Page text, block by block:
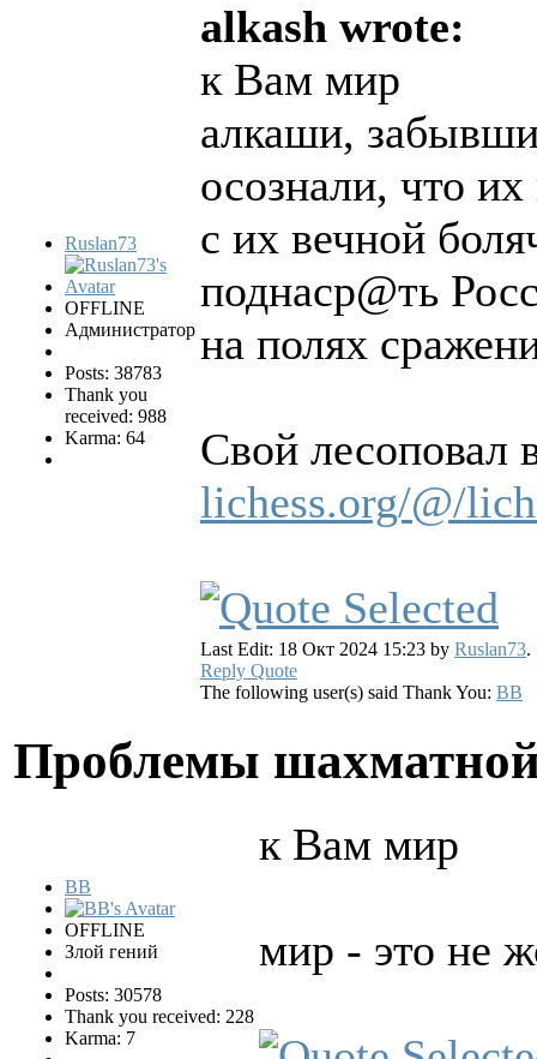
Ruslan73
OFFLINE
Администратор
Posts: 38783
Thank you
received: 988
Karma: 64
alkash wrote:
к Вам мир
алкаши,
осознали, что
с их вечной
поднаср@ть
на полях
Свой лесоповал
lichess.org/@/
Last Edit: 18 Окт 2024 15:23 by Ruslan73.
Reply Quote
The following user(s) said Thank You: BB
Проблемы
BB
OFFLINE
Злой гений
Posts: 30578
Thank you received: 228
Karma: 7
к Вам мир
мир - это не